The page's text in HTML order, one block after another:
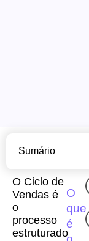
O Ciclo de
Vendas é
o
processo
estruturado
O
que
é
Sumário